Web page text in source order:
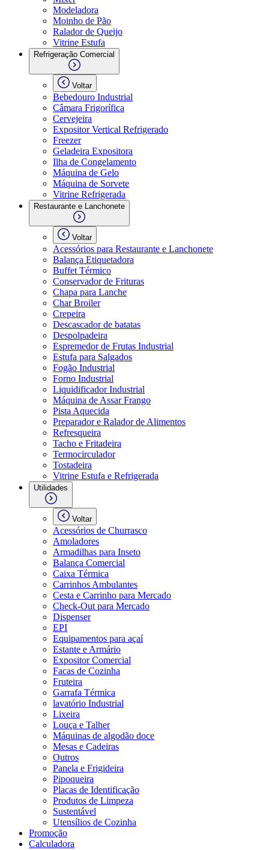
Modeladora
Moinho de Pão
Ralador de Queijo
Vitrine Estufa
Refrigeração Comercial
Voltar
Bebedouro Industrial
Câmara Frigorífica
Cervejeira
Expositor Vertical Refrigerado
Freezer
Geladeira Expositora
Ilha de Congelamento
Máquina de Gelo
Máquina de Sorvete
Vitrine Refrigerada
Restaurante e Lanchonete
Voltar
Acessórios para Restaurante e Lanchonete
Balança Etiquetadora
Buffet Térmico
Conservador de Frituras
Chapa para Lanche
Char Broiler
Crepeira
Descascador de batatas
Despolpadeira
Espremedor de Frutas Industrial
Estufa para Salgados
Fogão Industrial
Forno Industrial
Liquidificador Industrial
Máquina de Assar Frango
Pista Aquecida
Preparador e Ralador de Alimentos
Refresqueira
Tacho e Fritadeira
Termocirculador
Tostadeira
Vitrine Estufa e Refrigerada
Utilidades
Voltar
Acessórios de Churrasco
Amoladores
Armadilhas para Inseto
Balança Comercial
Caixa Térmica
Carrinhos Ambulantes
Cesta e Carrinho para Mercado
Check-Out para Mercado
Dispenser
EPI
Equipamentos para açaí
Estante e Armário
Expositor Comercial
Facas de Cozinha
Fruteira
Garrafa Térmica
lavatório Industrial
Lixeira
Louça e Talher
Máquinas de algodão doce
Mesas e Cadeiras
Outros
Panela e Frigideira
Pipoqueira
Placas de Identificação
Produtos de Limpeza
Sustentável
Utensílios de Cozinha
Promoção
Calculadora